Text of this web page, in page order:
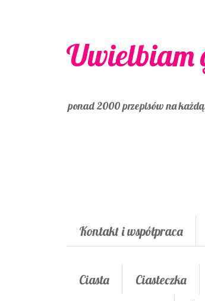
Uwielbiam
ponad 2000 przepisów na
Kontakt i współpraca
Ciasta Ciasteczka